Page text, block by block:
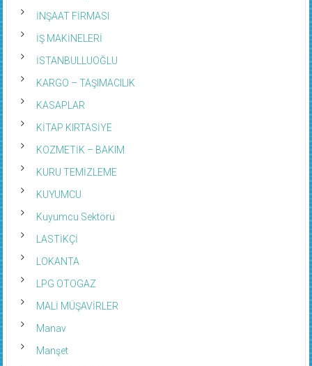
İNŞAAT FİRMASI
İŞ MAKİNELERİ
İSTANBULLUOĞLU
KARGO – TAŞIMACILIK
KASAPLAR
KİTAP KIRTASİYE
KOZMETİK – BAKIM
KURU TEMİZLEME
KUYUMCU
Kuyumcu Sektörü
LASTİKÇİ
LOKANTA
LPG OTOGAZ
MALİ MÜŞAVİRLER
Manav
Manşet